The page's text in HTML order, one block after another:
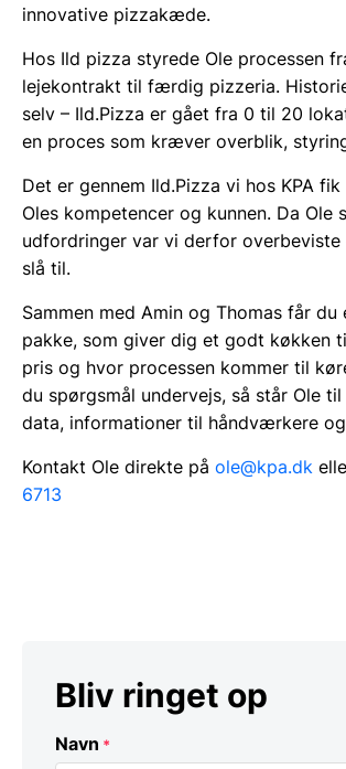
innovative pizzakæde.
Hos Ild pizza styrede Ole processen
lejekontrakt til færdig pizzeria.
selv – Ild.Pizza er gået fra 0 til 20
en proces som kræver overblik,
Det er gennem Ild.Pizza vi hos KPA
Oles kompetencer og kunnen. Da Ole
udfordringer var vi derfor overbeviste
slå til.
Sammen med Amin og Thomas får du
pakke, som giver dig et godt køkken
pris og hvor processen kommer til
du spørgsmål undervejs, så står Ole
data, informationer til håndværkere
Kontakt Ole direkte på ole@kpa.dk
6713
Bliv ringet op
Navn *